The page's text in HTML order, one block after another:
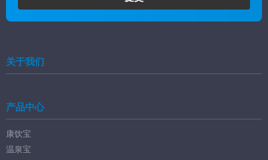
关于我们
产品中心
康饮宝
温泉宝